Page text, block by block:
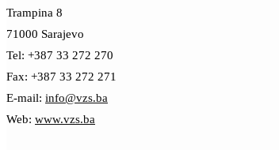
Trampina 8
71000 Sarajevo
Tel: +387 33 272 270
Fax: +387 33 272 271
E-mail: info@vzs.ba
Web: www.vzs.ba